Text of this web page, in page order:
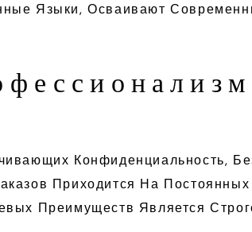
Языки, Осваивают
Конфиденциальность,
Приходится На
Преимуществ Является